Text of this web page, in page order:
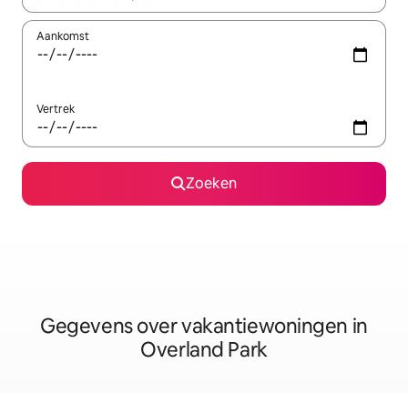
Aankomst
Vertrek
Zoeken
Gegevens over vakantiewoningen in
Overland Park